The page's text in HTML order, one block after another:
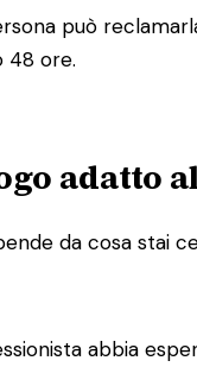
può
48 ore.
adatto
da cosa stai
abbia